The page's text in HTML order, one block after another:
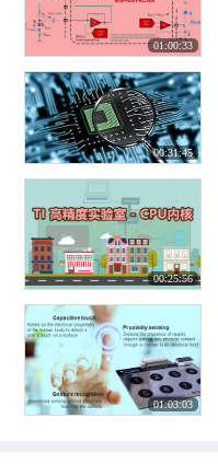
01:00:33
00:31:45
00:25:56
01:03:03